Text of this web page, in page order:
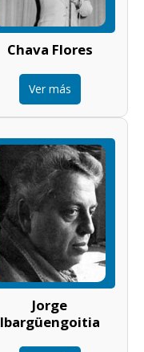
Chava Flores
Ver más
Jorge
Ibargüengoitia